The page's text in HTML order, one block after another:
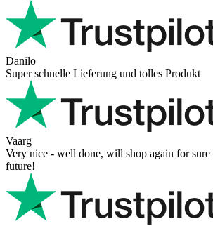
Danilo
Super schnelle Lieferung und tolles Produkt
Vaarg
Very nice - well done, will shop again for sure
future!